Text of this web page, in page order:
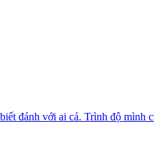
đánh với ai cả. Trình độ mình